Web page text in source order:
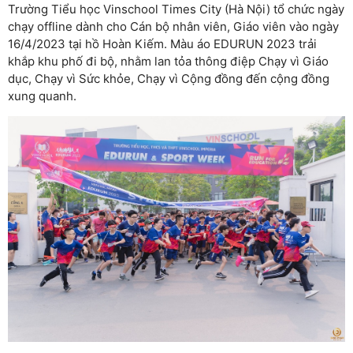
Trường Tiểu học Vinschool Times City (Hà Nội) tổ chức ngày
chạy offline dành cho Cán bộ nhân viên, Giáo viên vào ngày
16/4/2023 tại hồ Hoàn Kiếm. Màu áo EDURUN 2023 trải
khắp khu phố đi bộ, nhằm lan tỏa thông điệp Chạy vì Giáo
dục, Chạy vì Sức khỏe, Chạy vì Cộng đồng đến cộng đồng
xung quanh.